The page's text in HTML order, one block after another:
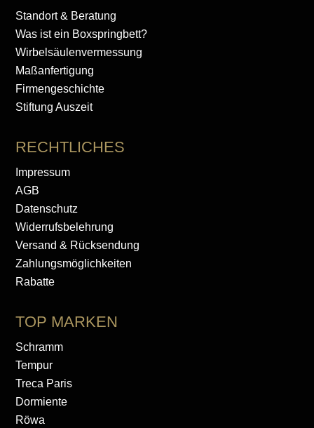
Standort & Beratung
Was ist ein Boxspringbett?
Wirbelsäulenvermessung
Maßanfertigung
Firmengeschichte
Stiftung Auszeit
RECHTLICHES
Impressum
AGB
Datenschutz
Widerrufsbelehrung
Versand & Rücksendung
Zahlungsmöglichkeiten
Rabatte
TOP MARKEN
Schramm
Tempur
Treca Paris
Dormiente
Röwa